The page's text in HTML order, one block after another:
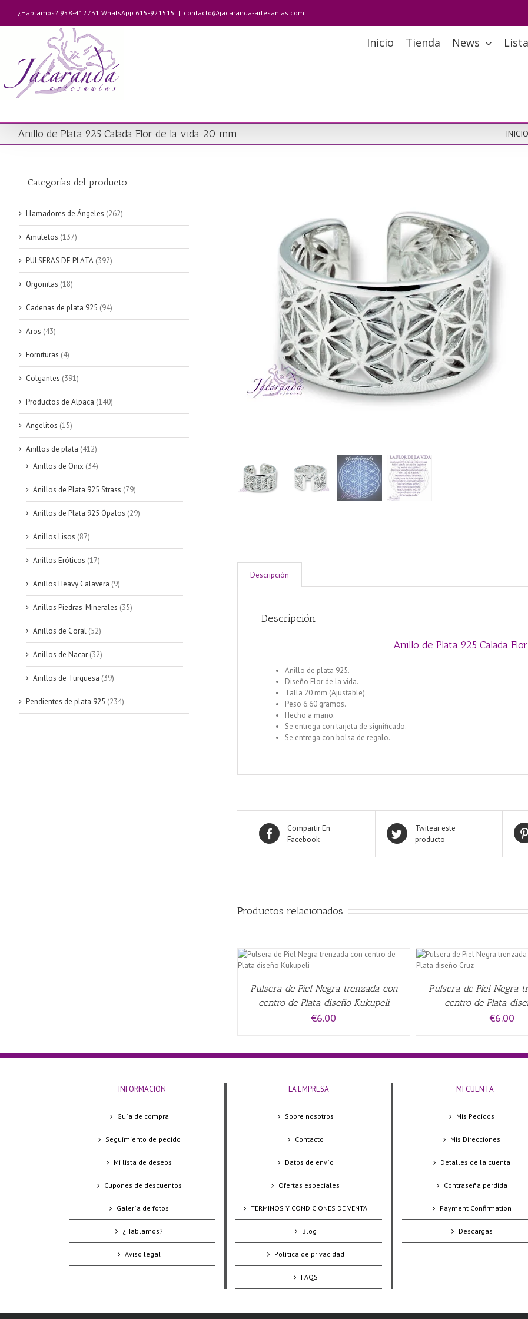
contenido
¿Hablamos? 958-412731 WhatsApp 615-921515 | contacto@jacaranda-artesanias.com
Inicio Tienda News
Anillo de Plata 925 Calada Flor de la vida 20 mm INICIO
Descripción
Descripción
Anillo de Plata 925 Calada
Anillo de plata 925.
Diseño Flor de la vida.
Talla 20 mm (Ajustable).
Peso 6.60 gramos.
Hecho a mano.
Se entrega con tarjeta de significado.
Se entrega con bolsa de regalo.
Compartir En
Facebook
Twitear este
producto
Productos relacionados
Pulsera de Piel Negra trenzada con
centro de Plata diseño Kukupeli
€6.00
AÑADIR AL CARRITO
Pulsera de Piel Negra
centro de Plata
€6.00
AÑADIR AL CARRITO
Categorías del producto
Llamadores de Ángeles (262)
Amuletos (137)
PULSERAS DE PLATA (397)
Orgonitas (18)
Cadenas de plata 925 (94)
Aros (43)
Fornituras (4)
Colgantes (391)
Productos de Alpaca (140)
Angelitos (15)
Anillos de plata (412)
Anillos de Onix (34)
Anillos de Plata 925 Strass (79)
Anillos de Plata 925 Ópalos (29)
Anillos Lisos (87)
Anillos Eróticos (17)
Anillos Heavy Calavera (9)
Anillos Piedras-Minerales (35)
Anillos de Coral (52)
Anillos de Nacar (32)
Anillos de Turquesa (39)
Pendientes de plata 925 (234)
INFORMACIÓN
Guía de compra
Seguimiento de pedido
Mi lista de deseos
Cupones de descuentos
Galería de fotos
¿Hablamos?
Aviso legal
LA EMPRESA
Sobre nosotros
Contacto
Datos de envío
Ofertas especiales
TÉRMINOS Y CONDICIONES DE VENTA
Blog
Política de privacidad
FAQS
MI CUENTA
Mis Pedidos
Mis Direcciones
Detalles de la cuenta
Contraseña perdida
Payment Confirmation
Descargas